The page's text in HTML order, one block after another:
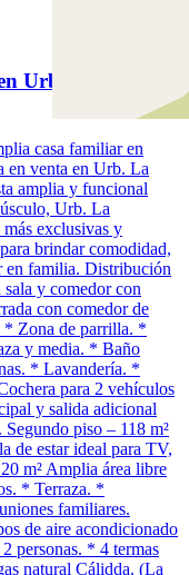
Urb. La
casa familiar en
en venta en Urb. La
amplia y funcional
Urb. La
exclusivas y
brindar comodidad,
en familia. Distribución
y comedor con
con comedor de
* Zona de parrilla. *
y media. * Baño
* Lavandería. *
para 2 vehículos
y salida adicional
piso – 118 m²
de estar ideal para TV,
m² Amplia área libre
* Terraza. *
familiares.
de aire acondicionado
personas. * 4 termas
natural Cálidda. (La